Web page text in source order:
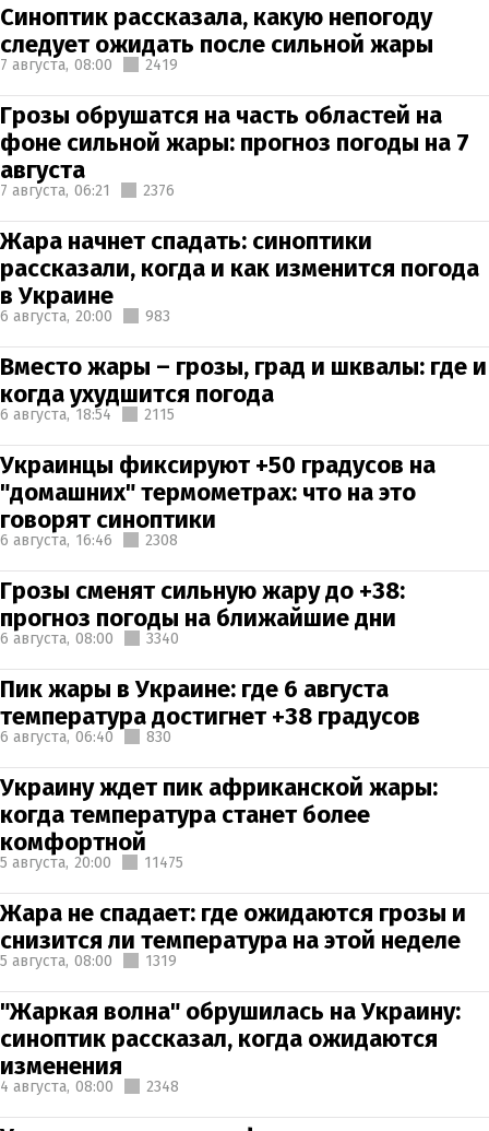
Синоптик рассказала, какую непогоду
следует ожидать после сильной жары
7 августа, 08:00 2419
Грозы обрушатся на часть областей на
фоне сильной жары: прогноз погоды на 7
августа
7 августа, 06:21 2376
Жара начнет спадать: синоптики
рассказали, когда и как изменится погода
в Украине
6 августа, 20:00 983
Вместо жары – грозы, град и шквалы: где и
когда ухудшится погода
6 августа, 18:54 2115
Украинцы фиксируют +50 градусов на
"домашних" термометрах: что на это
говорят синоптики
6 августа, 16:46 2308
Грозы сменят сильную жару до +38:
прогноз погоды на ближайшие дни
6 августа, 08:00 3340
Пик жары в Украине: где 6 августа
температура достигнет +38 градусов
6 августа, 06:40 830
Украину ждет пик африканской жары:
когда температура станет более
комфортной
5 августа, 20:00 11475
Жара не спадает: где ожидаются грозы и
снизится ли температура на этой неделе
5 августа, 08:00 1319
"Жаркая волна" обрушилась на Украину:
синоптик рассказал, когда ожидаются
изменения
4 августа, 08:00 2348